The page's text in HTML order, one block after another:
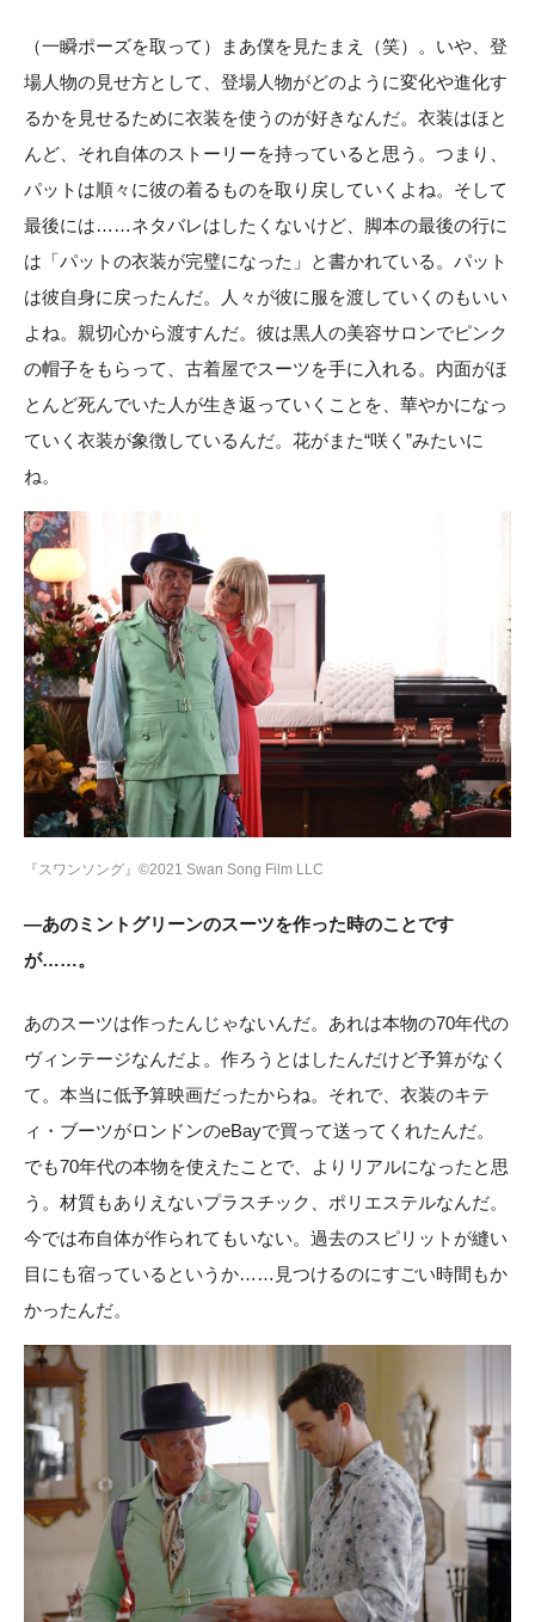
（一瞬ポーズを取って）まあ僕を見たまえ（笑）。いや、登
場人物の見せ方として、登場人物がどのように変化や進化す
るかを見せるために衣装を使うのが好きなんだ。衣装はほと
んど、それ自体のストーリーを持っていると思う。つまり、
パットは順々に彼の着るものを取り戻していくよね。そして
最後には……ネタバレはしたくないけど、脚本の最後の行に
は「パットの衣装が完璧になった」と書かれている。パット
は彼自身に戻ったんだ。人々が彼に服を渡していくのもいい
よね。親切心から渡すんだ。彼は黒人の美容サロンでピンク
の帽子をもらって、古着屋でスーツを手に入れる。内面がほ
とんど死んでいた人が生き返っていくことを、華やかになっ
ていく衣装が象徴しているんだ。花がまた“咲く”みたいに
ね。
『スワンソング』©2021 Swan Song Film LLC
―あのミントグリーンのスーツを作った時のことです
が……。
あのスーツは作ったんじゃないんだ。あれは本物の70年代の
ヴィンテージなんだよ。作ろうとはしたんだけど予算がなく
て。本当に低予算映画だったからね。それで、衣装のキテ
ィ・ブーツがロンドンのeBayで買って送ってくれたんだ。
でも70年代の本物を使えたことで、よりリアルになったと思
う。材質もありえないプラスチック、ポリエステルなんだ。
今では布自体が作られてもいない。過去のスピリットが縫い
目にも宿っているというか……見つけるのにすごい時間もか
かったんだ。